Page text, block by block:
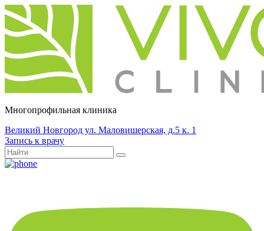
Многопрофильная клиника
Великий Новгород ул. Маловишерская, д.5 к. 1
Запись к врачу